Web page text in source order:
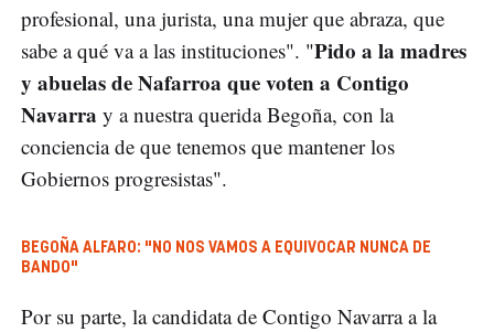
profesional, una jurista, una mujer que abraza, que
sabe a qué va a las instituciones". "Pido a la madres
y abuelas de Nafarroa que voten a Contigo
Navarra y a nuestra querida Begoña, con la
conciencia de que tenemos que mantener los
Gobiernos progresistas".
BEGOÑA ALFARO: "NO NOS VAMOS A EQUIVOCAR NUNCA DE
BANDO"
Por su parte, la candidata de Contigo Navarra a la